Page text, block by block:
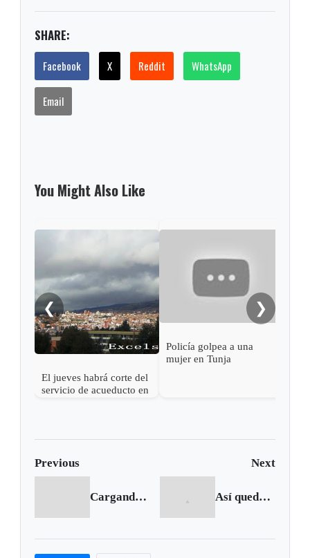
SHARE:
Facebook X Reddit WhatsApp
Email
You Might Also Like
❮
El jueves habrá corte del
servicio de acueducto en
Policía golpea a una
mujer en Tunja
❯
Previous Next
Cargando anterior... Así quedó repartida la banda 4G